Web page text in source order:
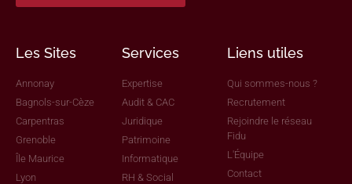
Les Sites
Annonay
Bagnols-sur-Cèze
Carpentras
Grenoble
Île Maurice
Lyon
Services
Expertise
Audit & CAC
Juridique
Patrimoine
Informatique
RH & Social
Liens utiles
Qui sommes-nous ?
Recrutement
Rejoindre le réseau
Fidu
L'Équipe
Contact